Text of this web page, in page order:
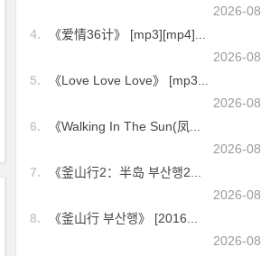
2026-
4.
《爱情36计》 [mp3][mp4]...
2026-
5.
《Love Love Love》 [mp3...
2026-
6.
《Walking In The Sun(凤...
2026-
7.
《釜山行2：半岛 부산행2...
2026-
8.
《釜山行 부산행》 [2016...
2026-